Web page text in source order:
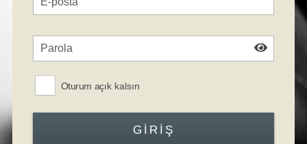
Oturum açık kalsın
GIRIŞ